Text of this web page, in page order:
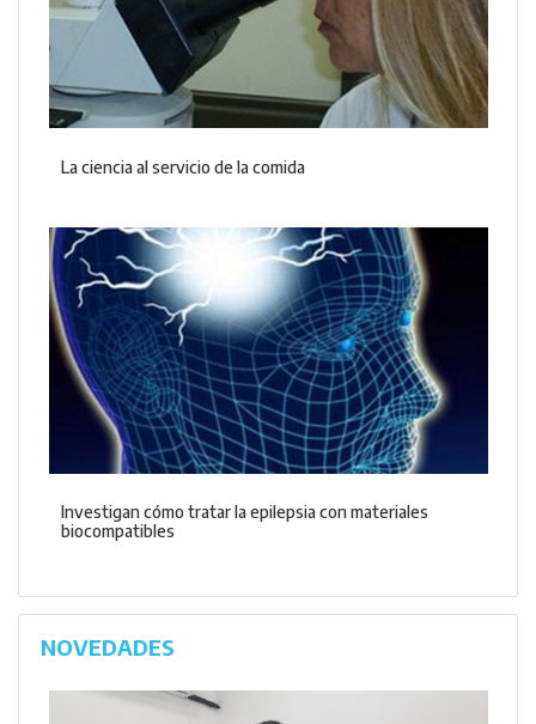
La ciencia al servicio de la comida
Investigan cómo tratar la epilepsia con materiales
biocompatibles
NOVEDADES